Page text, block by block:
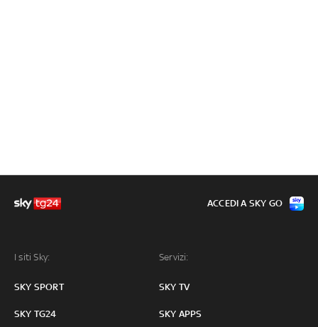
I siti Sky:
SKY SPORT
SKY TG24
Servizi:
SKY TV
SKY APPS
ACCEDI A SKY GO